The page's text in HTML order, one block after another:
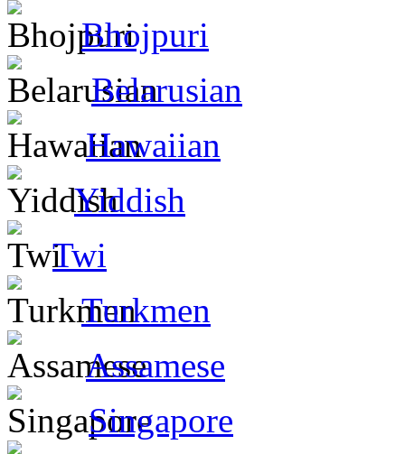
Bhojpuri
Belarusian
Hawaiian
Yiddish
Twi
Turkmen
Assamese
Singapore